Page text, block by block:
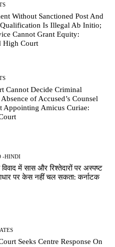
Without Sanctioned Post And
Is Illegal Ab Initio;
Cannot Grant Equity:
High Court
Cannot Decide Criminal
of Accused’s Counsel
Appointing Amicus Curiae:
-HINDI
विवाद में सास और रिश्तेदारों पर अस्पष्ट
पर केस नहीं चल सकता: कर्नाटक
Seeks Centre Response On